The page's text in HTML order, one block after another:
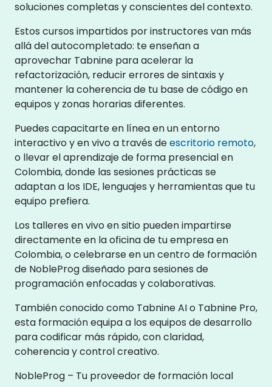
soluciones completas y conscientes del contexto.
Estos cursos impartidos por instructores van más
allá del autocompletado: te enseñan a
aprovechar Tabnine para acelerar la
refactorización, reducir errores de sintaxis y
mantener la coherencia de tu base de código en
equipos y zonas horarias diferentes.
Puedes capacitarte en línea en un entorno
interactivo y en vivo a través deescritorio remoto,
o llevar el aprendizaje de forma presencial en
Colombia, donde las sesiones prácticas se
adaptan a los IDE, lenguajes y herramientas que tu
equipo prefiera.
Los talleres en vivo en sitio pueden impartirse
directamente en la oficina de tu empresa en
Colombia, o celebrarse en un centro de formación
de NobleProg diseñado para sesiones de
programación enfocadas y colaborativas.
También conocido como Tabnine AI o Tabnine Pro,
esta formación equipa a los equipos de desarrollo
para codificar más rápido, con claridad,
coherencia y control creativo.
NobleProg – Tu proveedor de formación local